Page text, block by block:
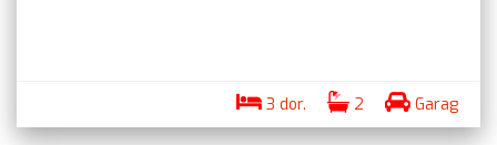
3 dor. 2 Garag